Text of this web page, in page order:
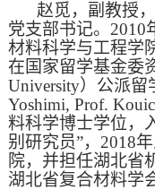
赵觅，副教授
党支部书记。 2010
材料科学与工程学
在国家留学基金委
University）公派留
Yoshimi, Prof.
料科学博士学位，
别研究员”， 2018
院，并担任湖北省
湖北省复合材料学